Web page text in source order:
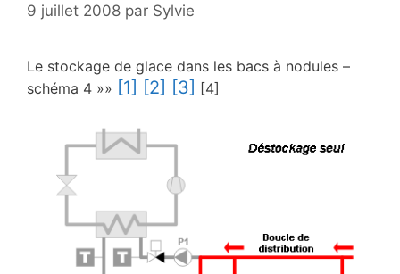
9 juillet 2008 par Sylvie
Le stockage de glace dans les bacs à nodules –
schéma 4 »» [1] [2] [3] [4]